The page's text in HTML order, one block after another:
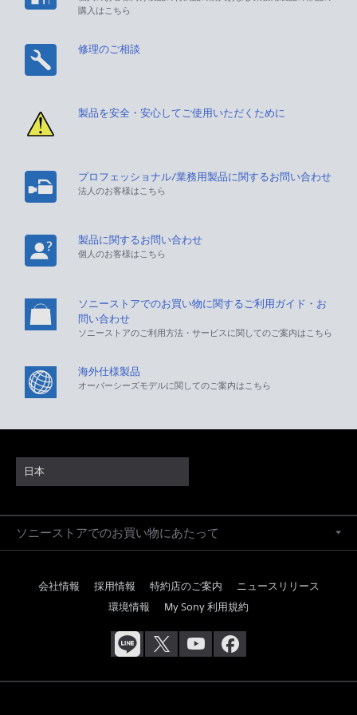
購入はこちら
修理のご相談
製品を安全・安心してご使用いただくために
プロフェッショナル/業務用製品に関するお問い合わせ
法人のお客様はこちら
製品に関するお問い合わせ
個人のお客様はこちら
ソニーストアでのお買い物に関するご利用ガイド・お
問い合わせ
ソニーストアのご利用方法・サービスに関してのご案内はこちら
海外仕様製品
オーバーシーズモデルに関してのご案内はこちら
日本
ソニーストアでのお買い物にあたって
会社情報 採用情報 特約店のご案内
ニュースリリース
環境情報
My Sony 利用規約